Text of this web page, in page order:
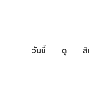
วันนี้ ดู